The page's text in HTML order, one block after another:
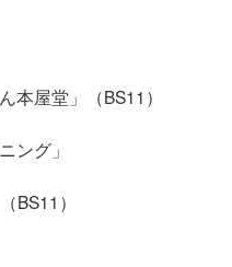
本屋堂」（BS11）
ング」
BS11）